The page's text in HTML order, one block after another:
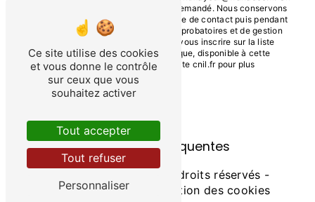
justificatif d'identité pourra vous être demandé. Nous conservons
vos données pendant la période de prise de contact puis pendant
la durée de prescription légale aux fins probatoires et de gestion
des contentieux. Vous avez le droit de vous inscrire sur la liste
d'opposition au démarchage téléphonique, disponible à cette
adresse: Bloctel.gouv.fr. Consultez le site cnil.fr pour plus
d’informations sur vos droits.
Recherches fréquentes
- 2026 - Tous droits réservés -
Mentions légales
Gestion des cookies
Ce site utilise des cookies
et vous donne le contrôle
sur ceux que vous
souhaitez activer
Tout accepter
Tout refuser
Personnaliser